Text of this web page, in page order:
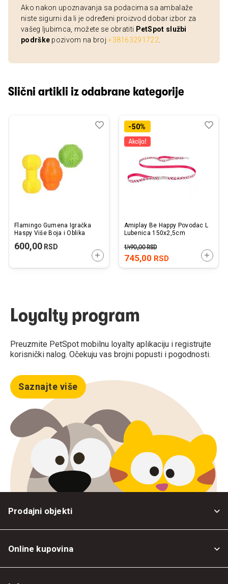
Ako nakon upoznavanja sa podacima sa ambalaže
niste sigurni da li je određeni proizvod dobar izbor za
vašeg ljubimca, možete se obratiti PetSpot službi
podrške pozivom na broj+38163291722
Slični artikli iz odabrane kategorije
Flamingo Gumena Igračka
Haspy Više Boja i Oblika
600,00 RSD
DODAJTE U KORPU
Dodaj
Uporedi-50%
Amiplay Be Happy Povodac L
Lubenica 150x2,5cm
745,00 RSD
1.490,00RSD
Loyalty program
Preuzmite PetSpot mobilnu loyalty aplikaciju i registrujte
korisnički nalog. Očekuju vas brojni popusti i pogodnosti.
Saznajte više
Prodajni objekti
Online kupovina